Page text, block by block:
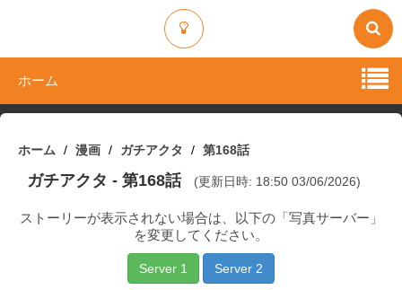
ホーム
ホーム 漫画 ガチアクタ 第168話
ガチアクタ - 第168話 (更新日時: 18:50 03/06/2026)
ストーリーが表示されない場合は、以下の「写真サーバー」
を変更してください。
Server 1 Server 2